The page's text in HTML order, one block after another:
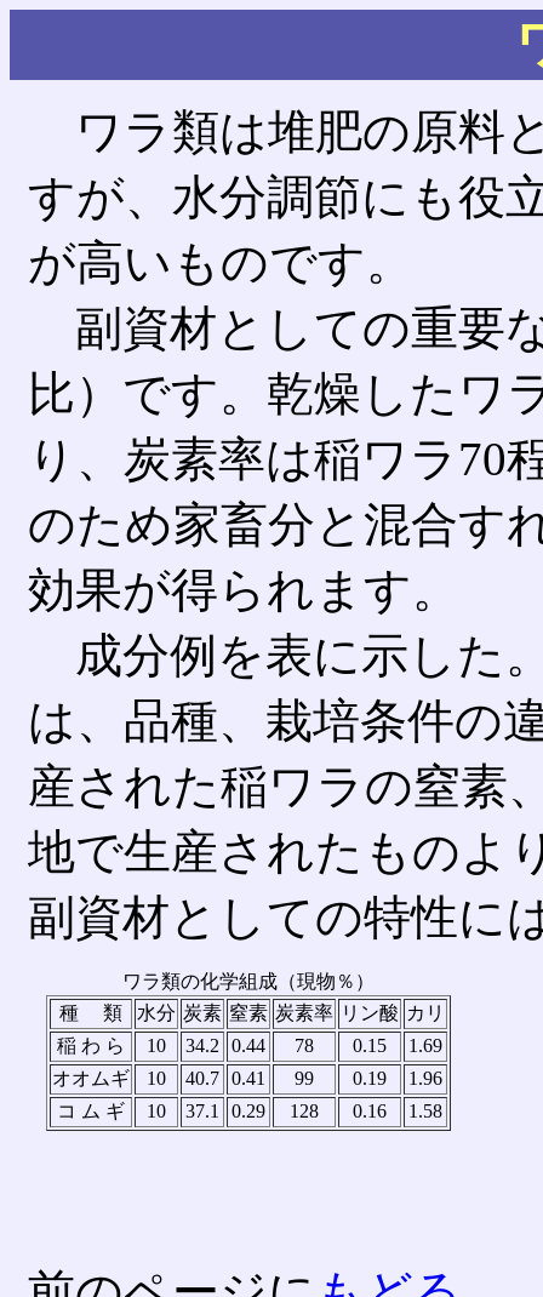
ワラ類は堆肥の原料
すが、水分調節にも役
が高いものです。
副資材としての重要
比）です。乾燥したワ
り、炭素率は稲ワラ70
のため家畜分と混合す
効果が得られます。
成分例を表に示した
は、品種、栽培条件の
産された稲ワラの窒素
地で生産されたものよ
副資材としての特性に
ワラ類の化学組成（現物％）
種 類
水分 炭素 窒素 炭素率 リン酸 カリ
稲 わ ら
10 34.2 0.44 78 0.15
1.69
オオムギ
10 40.7 0.41 99 0.19
1.96
コ ム ギ
10 37.1 0.29 128 0.16 1.58